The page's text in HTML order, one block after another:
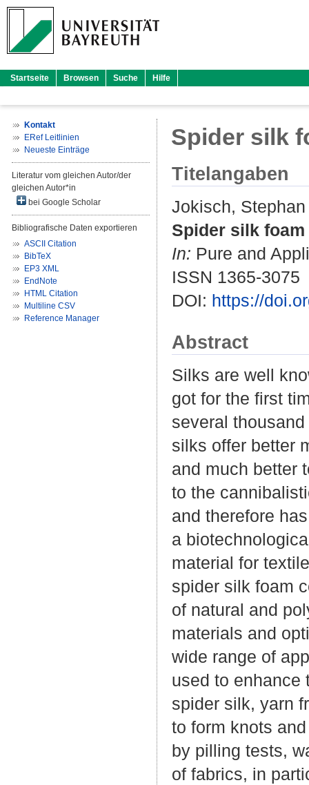
Startseite Browsen Suche Hilfe
Kontakt
ERef Leitlinien
Neueste Einträge
Literatur vom gleichen Autor/der
gleichen Autor*in
bei Google Scholar
Bibliografische Daten exportieren
ASCII Citation
BibTeX
EP3 XML
EndNote
HTML Citation
Multiline CSV
Reference Manager
Spider silk
Titelangaben
Jokisch, Stephan
Spider silk
In: Pure and
ISSN 1365-3075
DOI: https://
Abstract
Silks are well
got for the first
several
silks offer better
and much better
to the
and therefore
a
material for
spider silk foam
of natural and
materials and
wide range of
used to enhance
spider silk, yarn
to form knots
by pilling tests,
of fabrics, in